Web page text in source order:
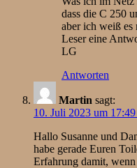
dass die C 250
aber ich weiß
Leser eine
LG
Antworten
Martin sagt:
10. Juli 2023 um
Hallo Susanne und
habe gerade Euren
Erfahrung damit,